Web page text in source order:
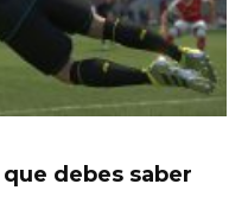
debes saber